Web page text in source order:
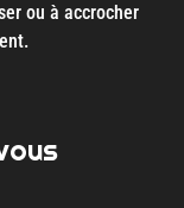
ou à accrocher